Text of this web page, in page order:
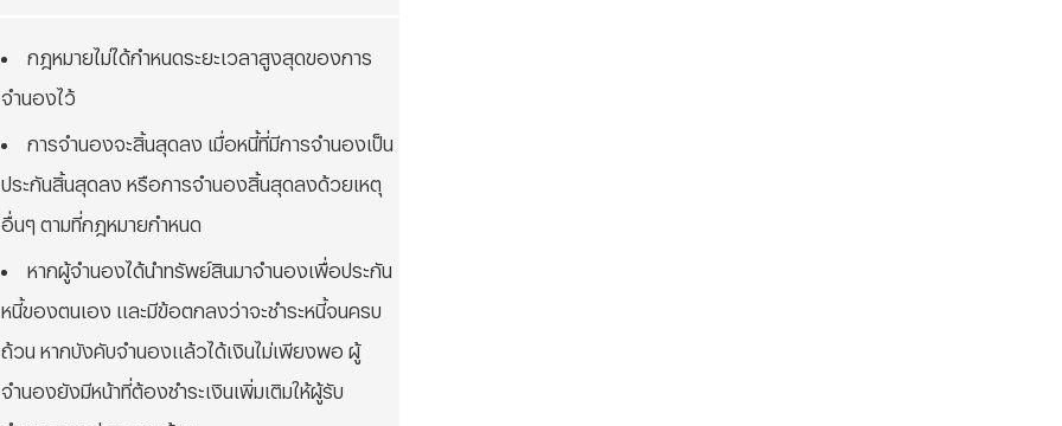
กฎหมายไม่ได้กำหนดระยะเวลาสูงสุดของการ
จำนองไว้
การจำนองจะสิ้นสุดลง เมื่อหนี้ที่มีการจำนองเป็น
ประกันสิ้นสุดลง หรือการจำนองสิ้นสุดลงด้วยเหตุ
อื่นๆ ตามที่กฎหมายกำหนด
หากผู้จำนองได้นำทรัพย์สินมาจำนองเพื่อประกัน
หนี้ของตนเอง และมีข้อตกลงว่าจะชำระหนี้จนครบ
ถ้วน หากบังคับจำนองแล้วได้เงินไม่เพียงพอ ผู้
จำนองยังมีหน้าที่ต้องชำระเงินเพิ่มเติมให้ผู้รับ